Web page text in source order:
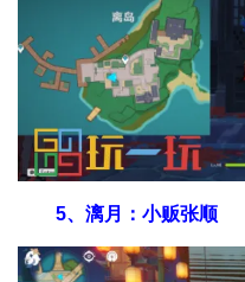
5、漓月：小贩张顺